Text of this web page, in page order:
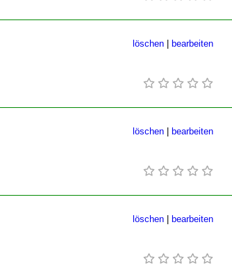
bearbeiten
löschen
bearbeiten
löschen
bearbeiten
löschen